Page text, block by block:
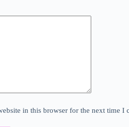
in this browser for the next time I